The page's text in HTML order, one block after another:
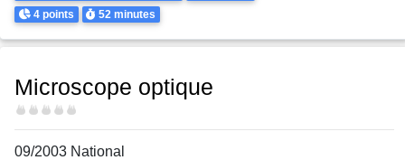
Points
4 points Durée
52 minutes
Microscope optique
Difficulté
09/2003 National